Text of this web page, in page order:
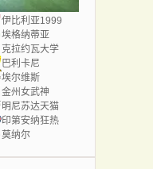
伊比利亚1999
埃格纳蒂亚
克拉约瓦大学
巴利卡尼
埃尔维斯
金州女武神
明尼苏达天猫
印第安纳狂热
莫纳尔